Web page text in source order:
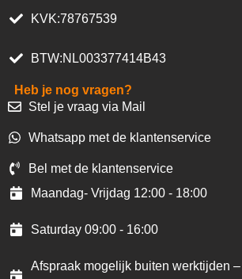
KVK:78767539
BTW:NL003377414B43
Heb je nog vragen?
Stel je vraag via Mail
Whatsapp met de klantenservice
Bel met de klantenservice
Maandag- Vrijdag 12:00 - 18:00
Saturday 09:00 - 16:00
Afspraak mogelijk buiten werktijden